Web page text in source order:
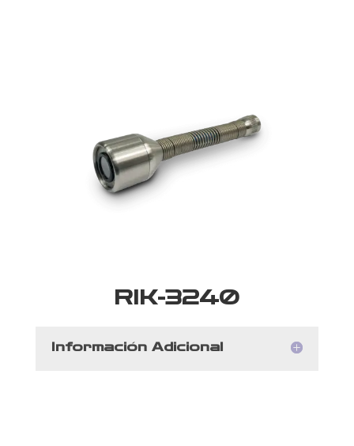
RIK-3240
Información Adicional